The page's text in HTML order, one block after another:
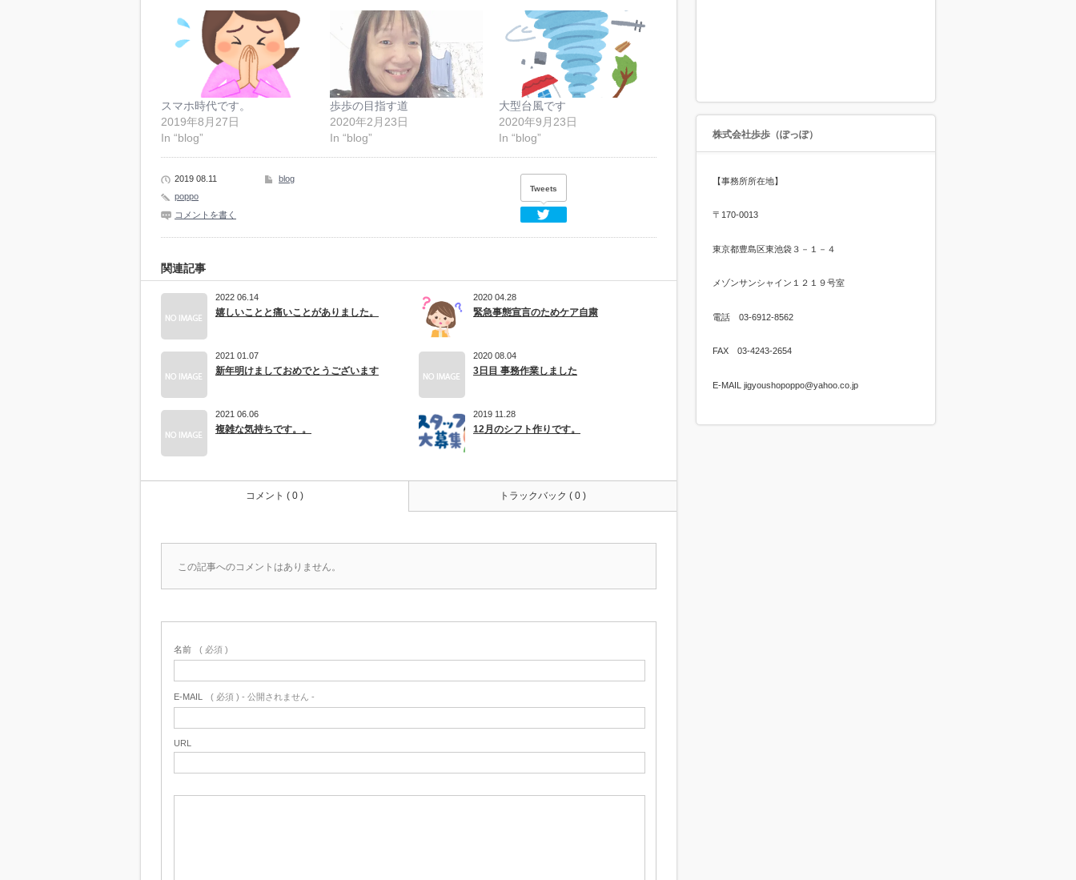
スマホ時代です。
2019年8月27日
In “blog”
歩歩の目指す道
2020年2月23日
In “blog”
大型台風です
2020年9月23日
In “blog”
2019 08.11
poppo
コメントを書く
blog
Tweets
関連記事
2022 06.14
嬉しいことと痛いことがありました。
2020 04.28
緊急事態宣言のためケア自粛
2021 01.07
新年明けましておめでとうございます
2020 08.04
3日目 事務作業しました
2021 06.06
複雑な気持ちです。。
2019 11.28
12月のシフト作りです。
コメント ( 0 ) トラックバック ( 0 )
この記事へのコメントはありません。
名前 ( 必須 )
E-MAIL ( 必須 ) - 公開されません -
URL
株式会社歩歩（ぽっぽ）
【事務所所在地】
〒170-0013
東京都豊島区東池袋３－１－４
メゾンサンシャイン１２１９号室
電話 03-6912-8562
FAX 03-4243-2654
E-MAIL jigyoushopoppo@yahoo.co.jp